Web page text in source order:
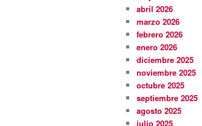
abril 2026
marzo 2026
febrero 2026
enero 2026
diciembre 2025
noviembre 2025
octubre 2025
septiembre 2025
agosto 2025
julio 2025